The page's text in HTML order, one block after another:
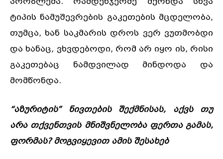
ტიპის ნამუშევრების გაკეთების მცდელობა,
თუმცა, ხან საკმარის დროს ვერ ვუთმობდი
და ხანაც, ვხვდებოდი, რომ არ იყო ის, რისი
გაკეთებაც ნამდვილად მინდოდა და
მომწონდა.
“აზურიტის” ნივთების შექმნისას, აქვს თუ
არა თქვენთვის მნიშვნელობა ფერთა გამას,
ფორმას? მოგვიყევით ამის შესახებ